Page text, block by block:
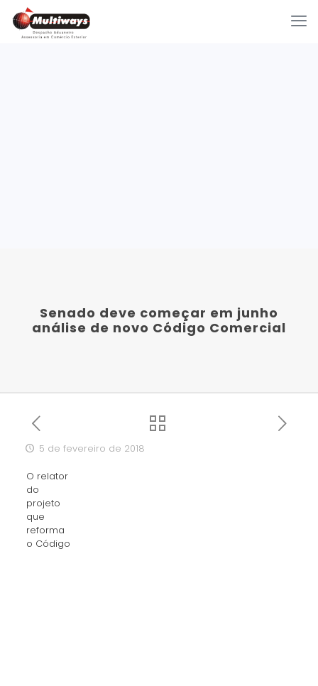
Senado deve começar em junho
análise de novo Código Comercial
5 de fevereiro de 2018
O relator
do
projeto
que
reforma
o Código